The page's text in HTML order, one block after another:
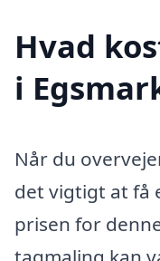
Hvad
i
Når du
det vigtigt at få
prisen for